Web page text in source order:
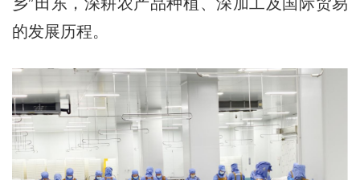
的发展历程。